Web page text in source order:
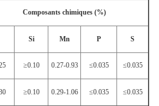
Composants chimiques (%)
Si Mn P S
≥0.10 0.27-0.93 ≤0.035 ≤0.035
≥0.10 0.29-1.06 ≤0.035 ≤0.035